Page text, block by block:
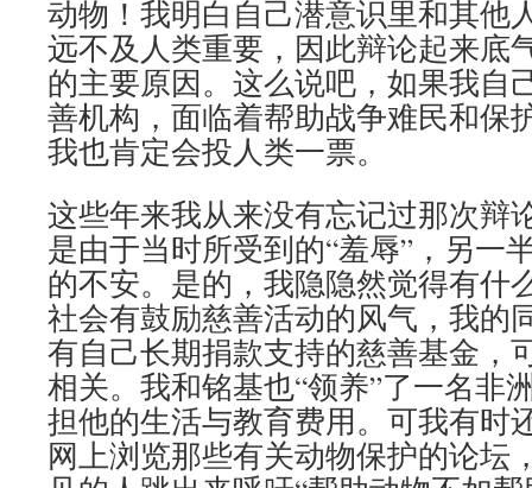
动物！我明白自己潜意识里和其他
远不及人类重要，因此辩论起来底
的主要原因。这么说吧，如果我自
善机构，面临着帮助战争难民和保
我也肯定会投人类一票。
这些年来我从来没有忘记过那次辩
是由于当时所受到的“羞辱”，另一
的不安。是的，我隐隐然觉得有什
社会有鼓励慈善活动的风气，我的
有自己长期捐款支持的慈善基金，
相关。我和铭基也“领养”了一名非
担他的生活与教育费用。可我有时
网上浏览那些有关动物保护的论坛